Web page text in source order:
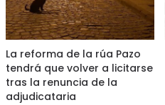
La reforma de la rúa Pazo
tendrá que volver a licitarse
tras la renuncia de la
adjudicataria